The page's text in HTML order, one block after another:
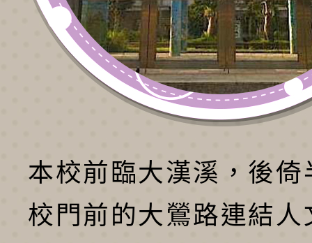
本校前臨大漢溪，後倚
校門前的大鶯路連結人